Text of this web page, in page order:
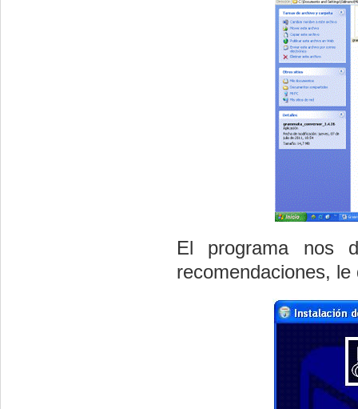
El programa nos
recomendaciones,